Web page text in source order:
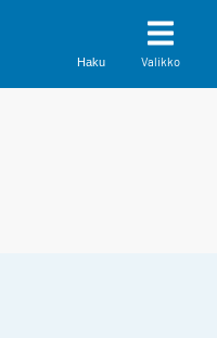
Haku Valikko